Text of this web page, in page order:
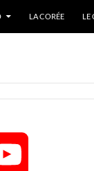
LA CORÉE LE